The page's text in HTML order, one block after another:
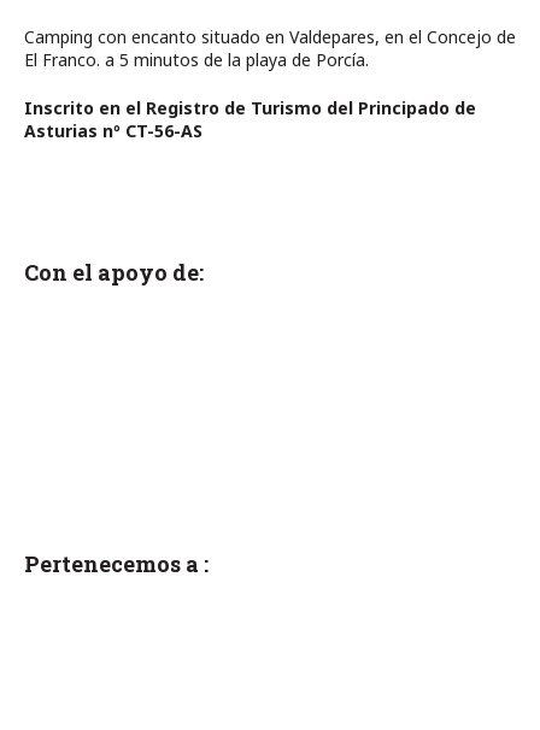
Camping con encanto situado en Valdepares, en el Concejo de
El Franco. a 5 minutos de la playa de Porcía.
Inscrito en el Registro de Turismo del Principado de
Asturias nº CT-56-AS
Con el apoyo de:
Pertenecemos a :